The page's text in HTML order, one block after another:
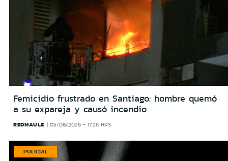
Femicidio frustrado en Santiago: hombre quemó
a su expareja y causó incendio
REDMAULE 05/08/2026 - 17:26 HRS
POLICIAL